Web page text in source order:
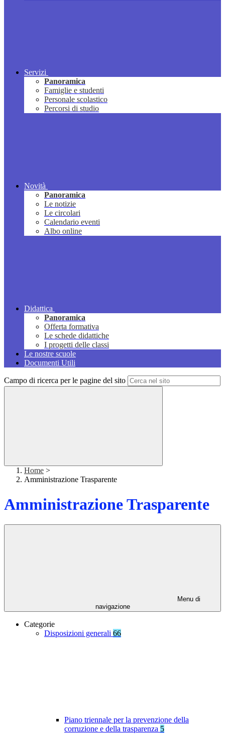
Servizi
Panoramica
Famiglie e studenti
Personale scolastico
Percorsi di studio
Novità
Panoramica
Le notizie
Le circolari
Calendario eventi
Albo online
Didattica
Panoramica
Offerta formativa
Le schede didattiche
I progetti delle classi
Le nostre scuole
Documenti Utili
Campo di ricerca per le pagine del sito
Home >
Amministrazione Trasparente
Amministrazione Trasparente
Menu di
navigazione
Categorie
Disposizioni generali 66
Piano triennale per la prevenzione della
corruzione e della trasparenza 5